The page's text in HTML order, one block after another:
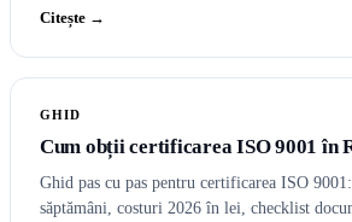
Citește →
GHID
Cum obții certificarea ISO 9001 în
Ghid pas cu pas pentru certificarea ISO
săptămâni, costuri 2026 în lei, checklist